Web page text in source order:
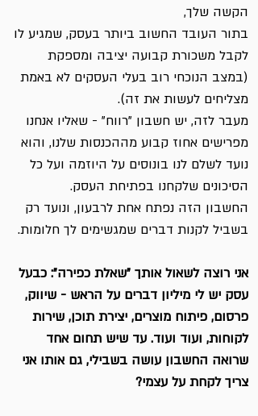
הקשה שלך,
בתור העובד החשוב ביותר בעסק, שמגיע לו
לקבל משכורת קבועה יציבה ומספקת
(במצב הנוכחי רוב בעלי העסקים לא באמת
מצליחים לעשות את זה).
מעבר לזה, יש חשבון "רווח" - שאליו אנחנו
מפרישים אחוז קבוע מההכנסות שלנו, והוא
נועד לשלם לנו בונוסים על היוזמה ועל כל
הסיכונים שלקחנו בפתיחת העסק.
החשבון הזה נפתח אחת לרבעון, ונועד רק
בשביל לקנות דברים שמגשימים לך חלומות.
אני רוצה לשאול אותך "שאלת כפירה": כבעל
עסק יש לי מיליון דברים על הראש - שיווק,
פרסום, פיתוח מוצרים, יצירת תוכן, שירות
לקוחות, ועוד ועוד. עד שיש תחום אחד
שרואה החשבון עושה בשבילי, גם אותו אני
צריך לקחת על עצמי?